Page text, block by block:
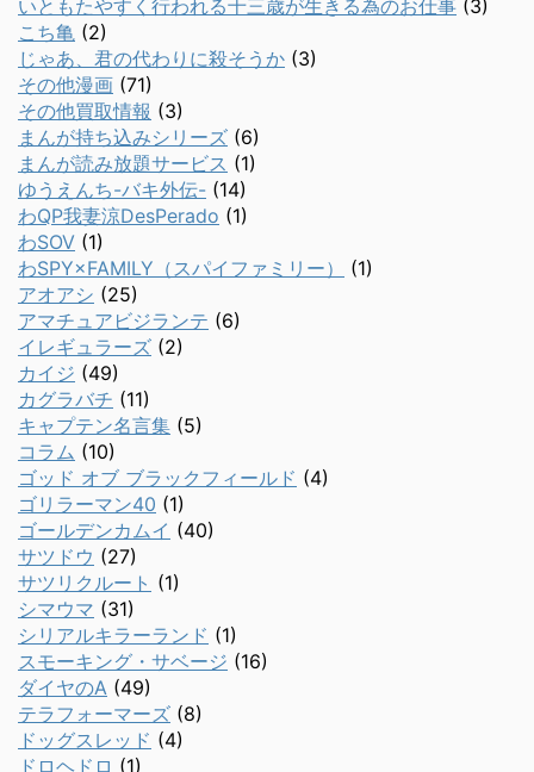
いともたやすく行われる十三歳が生きる為のお仕事 (3)
こち亀 (2)
じゃあ、君の代わりに殺そうか (3)
その他漫画 (71)
その他買取情報 (3)
まんが持ち込みシリーズ (6)
まんが読み放題サービス (1)
ゆうえんち-バキ外伝- (14)
わQP我妻涼DesPerado (1)
わSOV (1)
わSPY×FAMILY（スパイファミリー）
(1)
アオアシ (25)
アマチュアビジランテ (6)
イレギュラーズ (2)
カイジ (49)
カグラバチ (11)
キャプテン名言集 (5)
コラム (10)
ゴッド オブ ブラックフィールド (4)
ゴリラーマン40 (1)
ゴールデンカムイ (40)
サツドウ (27)
サツリクルート (1)
シマウマ (31)
シリアルキラーランド (1)
スモーキング・サベージ (16)
ダイヤのA (49)
テラフォーマーズ (8)
ドッグスレッド (4)
ドロヘドロ (1)